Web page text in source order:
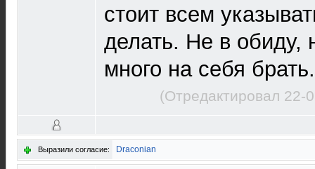
стоит всем
делать. Не в обиду,
много на себя брать.
(Отредактировал 22-
Выразили согласие: Draconian